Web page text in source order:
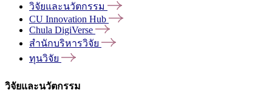
วิจัยและนวัตกรรม
CU Innovation Hub
Chula DigiVerse
สำนักบริหารวิจัย
ทุนวิจัย
วิจัยและนวัตกรรม